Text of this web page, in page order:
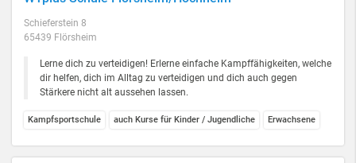
Schieferstein 8
65439 Flörsheim
Lerne dich zu verteidigen! Erlerne einfache Kampffähigkeiten, welche
dir helfen, dich im Alltag zu verteidigen und dich auch gegen
Stärkere nicht alt aussehen lassen.
Kampfsportschule auch Kurse für Kinder / Jugendliche Erwachsene